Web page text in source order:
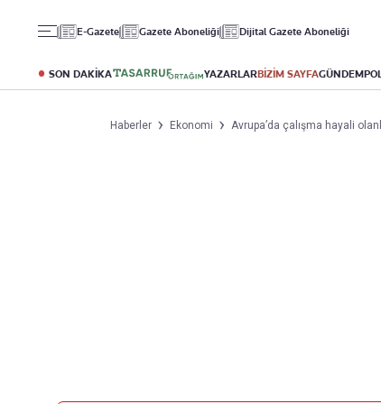
E-Gazete Gazete Aboneliği Dijital Gazete Aboneliği
SON DAKİKA YAZARLARBİZİM SAYFAGÜNDEM
Altın
Döviz
Kripto Para
Puan Durumu
Fikstür
Avrupa Ligi
Haberler Ekonomi Avrupa’da çalışma hayali